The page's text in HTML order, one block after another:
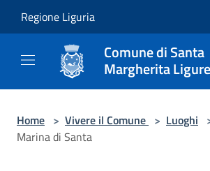
Regione Liguria
Comune di Santa
Margherita Ligure
Home > Vivere il Comune > Luoghi
Marina di Santa